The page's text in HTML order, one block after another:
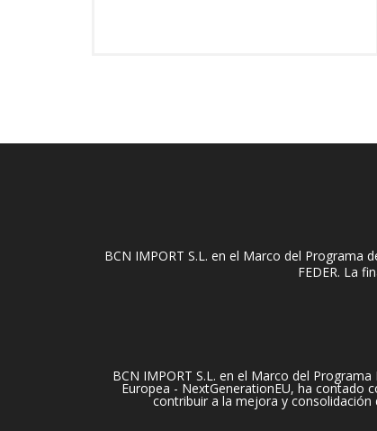
BCN IMPORT S.L. en el Marco del Programa
FEDER. La
BCN IMPORT S.L. en el Marco del
Europea - NextGenerationEU, ha contado
contribuir a la mejora y